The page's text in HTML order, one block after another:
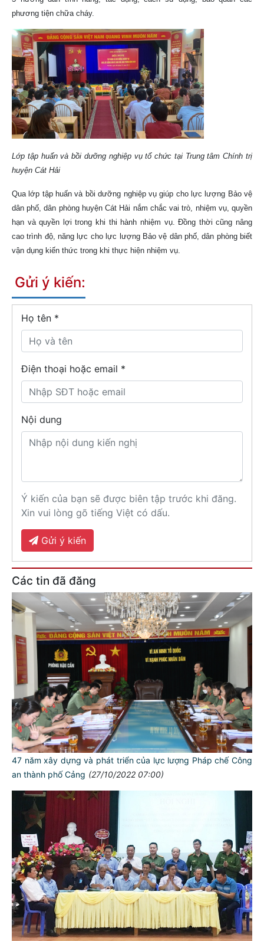
phương tiện chữa cháy.
Lớp tập huấn và bồi dưỡng nghiệp vụ tổ chức tại Trung tâm Chính trị
huyện Cát Hải
Qua lớp tập huấn và bồi dưỡng nghiệp vụ giúp cho lực lượng Bảo vệ
dân phố, dân phòng huyện Cát Hải nắm chắc vai trò, nhiệm vụ, quyền
hạn và quyền lợi trong khi thi hành nhiệm vụ. Đồng thời cũng nâng
cao trình độ, năng lực cho lực lượng Bảo vệ dân phố, dân phòng biết
vận dụng kiến thức trong khi thực hiện nhiệm vụ.
Gửi ý kiến:
Họ tên *
Điện thoại hoặc email *
Nội dung
Ý kiến của bạn sẽ được biên tập trước khi đăng.
Xin vui lòng gõ tiếng Việt có dấu.
Gửi ý kiến
Các tin đã đăng
47 năm xây dựng và phát triển của lực lượng Pháp chế Công
an thành phố Cảng (27/10/2022 07:00)